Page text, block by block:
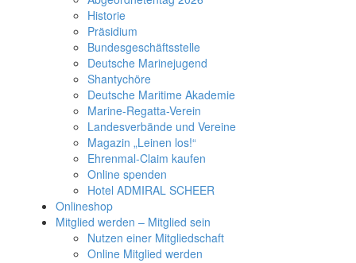
Historie
Präsidium
Bundesgeschäftsstelle
Deutsche Marinejugend
Shantychöre
Deutsche Maritime Akademie
Marine-Regatta-Verein
Landesverbände und Vereine
Magazin „Leinen los!“
Ehrenmal-Claim kaufen
Online spenden
Hotel ADMIRAL SCHEER
Onlineshop
Mitglied werden – Mitglied sein
Nutzen einer Mitgliedschaft
Online Mitglied werden